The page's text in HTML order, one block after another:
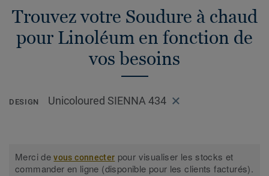
Trouvez votre Soudure à chaud
pour Linoléum en fonction de
vos besoins
DESIGN Unicoloured SIENNA 434
Merci devous connecter pour visualiser les stocks et
commander en ligne (disponible pour les clients facturés).